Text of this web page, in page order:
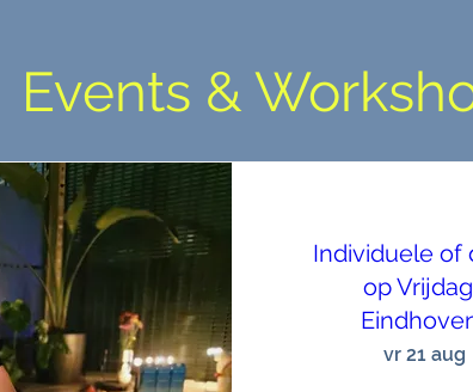
Events &
Individuele of
op
vr 21 aug